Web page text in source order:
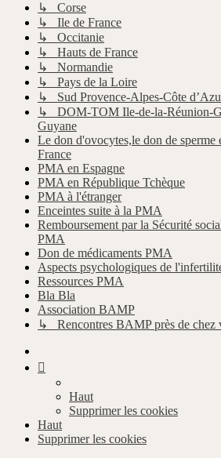
↳ Corse
↳ Ile de France
↳ Occitanie
↳ Hauts de France
↳ Normandie
↳ Pays de la Loire
↳ Sud Provence-Alpes-Côte
↳ DOM-TOM Ile-de-la-Réunion-
Guyane
Le don d'ovocytes,le don de sperme
France
PMA en Espagne
PMA en République Tchèque
PMA à l'étranger
Enceintes suite à la PMA
Remboursement par la Sécurité
PMA
Don de médicaments PMA
Aspects psychologiques de
Ressources PMA
Bla Bla
Association BAMP
↳ Rencontres BAMP près de chez
Haut
Supprimer les cookies
Haut
Supprimer les cookies